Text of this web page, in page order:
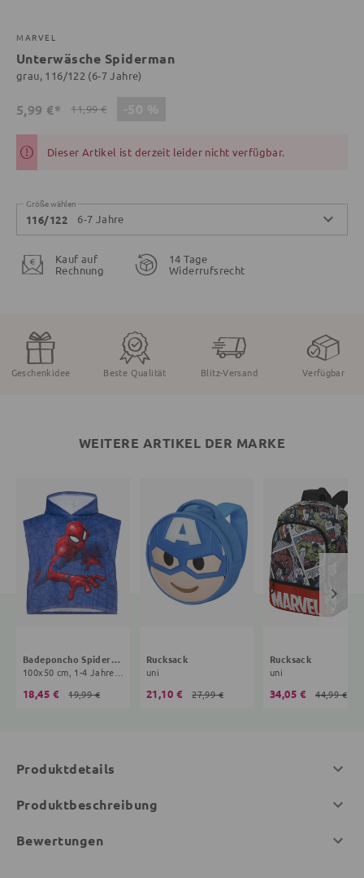
MARVEL
Unterwäsche Spiderman
grau, 116/122 (6-7 Jahre)
5,99 €* 11,99 €
Dieser Artikel ist derzeit leider nicht verfügbar.
Größe wählen
116/122 6-7 Jahre
Kauf auf
Rechnung
14 Tage
Widerrufsrecht
Geschenkidee Beste Qualität Blitz-Versand Verfügbar
WEITERE ARTIKEL DER MARKE
Badeponcho Spiderman
100x50 cm, 1-4 Jahre, blau
18,45 € 19,99 €
Rucksack
uni
21,10 € 27,99 €
Rucksack
uni
34,05 € 44,99 €
Produktdetails
Produktbeschreibung
Bewertungen